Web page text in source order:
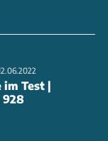
im Test |
928